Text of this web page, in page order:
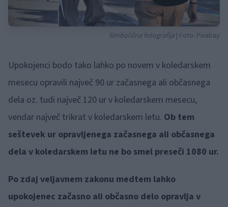
Simbolična fotografija | Foto: Pixabay
Upokojenci bodo tako lahko po novem v koledarskem
mesecu opravili največ 90 ur začasnega ali občasnega
dela oz. tudi največ 120 ur v koledarskem mesecu,
vendar največ trikrat v koledarskem letu. Ob tem
seštevek ur opravljenega začasnega ali občasnega
dela v koledarskem letu ne bo smel preseči 1080 ur.
Po zdaj veljavnem zakonu medtem lahko
upokojenec začasno ali občasno delo opravlja v